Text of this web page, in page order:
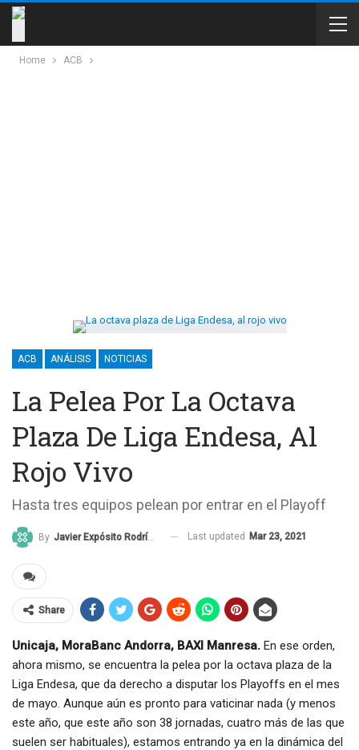
Home ACB
ACB ANÁLISIS NOTICIAS
La Pelea Por La Octava
Plaza De Liga Endesa, Al
Rojo Vivo
Hasta tres equipos pelean por entrar en el Playoff
By Javier Expósito Rodríguez Last updated Mar 23, 2021
Share
Unicaja, MoraBanc Andorra, BAXI Manresa. En ese orden,
ahora mismo, se encuentra la pelea por la octava plaza de la
Liga Endesa, que da derecho a disputar los Playoffs en el mes
de mayo. Aunque aún es pronto para vaticinar nada (y menos
este año, que este año son 38 jornadas, cuatro más de las que
suelen ser habituales), estamos entrando ya en la dinámica del